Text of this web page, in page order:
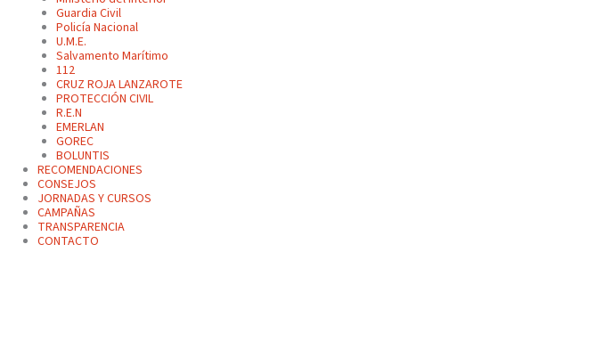
Guardia Civil
Policía Nacional
U.M.E.
Salvamento Marítimo
112
CRUZ ROJA LANZAROTE
PROTECCIÓN CIVIL
R.E.N
EMERLAN
GOREC
BOLUNTIS
RECOMENDACIONES
CONSEJOS
JORNADAS Y CURSOS
CAMPAÑAS
TRANSPARENCIA
CONTACTO